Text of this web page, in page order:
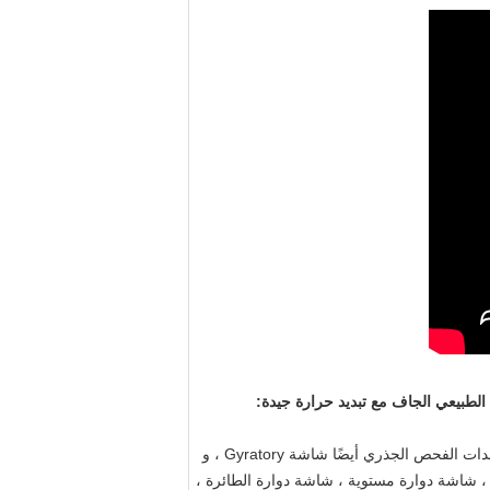
يمكن أن تصل إلى سعة فحص كبيرة وما هو أكثر من 90 ٪ من الدقة الفحص للأسمدة المركبة. وتسمى معدات الفحص الجذري أيضًا شاشة Gyratory ، و
فاصل Gyratory ، sifter gyratory ، آلة فحص gyratory ، شاشة دوارة مستوية ، شاشة دوارة الطائرة ،